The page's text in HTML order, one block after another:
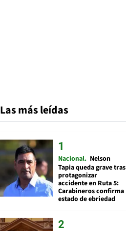
Las más leídas
Nacional Nelson
Tapia queda grave tras
protagonizar
accidente en Ruta 5:
Carabineros confirma
estado de ebriedad